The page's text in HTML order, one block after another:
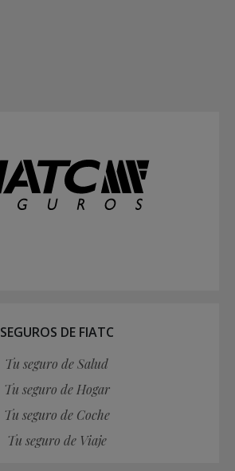
SEGUROS DE FIATC
Tu seguro de Salud
Tu seguro de Hogar
Tu seguro de Coche
Tu seguro de Viaje